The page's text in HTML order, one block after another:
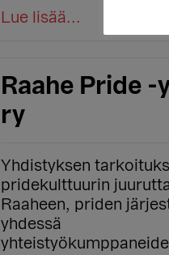
Lue lisää...
Raahe Pride -
ry
Yhdistyksen
pridekulttuurin
Raaheen, priden
yhdessä